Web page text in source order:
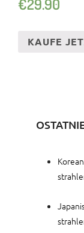
€29.90
KAUFE